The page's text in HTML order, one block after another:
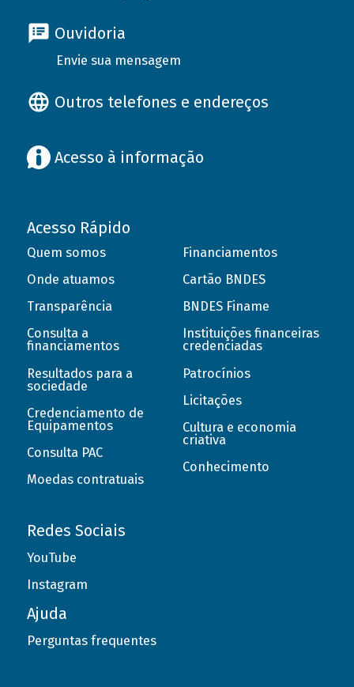
Ouvidoria
Envie sua mensagem
Outros telefones e endereços
Acesso à informação
Acesso Rápido
Quem somos
Onde atuamos
Transparência
Consulta a
financiamentos
Resultados para a
sociedade
Credenciamento de
Equipamentos
Consulta PAC
Moedas contratuais
Financiamentos
Cartão BNDES
BNDES Finame
Instituições financeiras
credenciadas
Patrocínios
Licitações
Cultura e economia
criativa
Conhecimento
Redes Sociais
YouTube
Instagram
Ajuda
Perguntas frequentes